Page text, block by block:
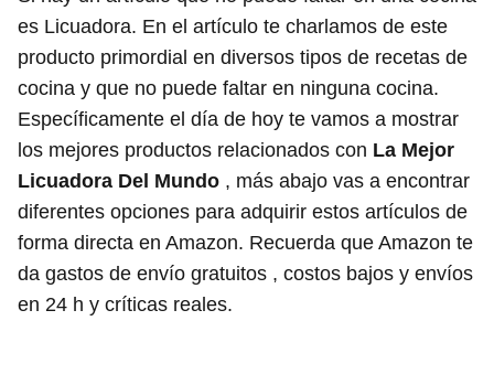
es Licuadora. En el artículo te charlamos de este
producto primordial en diversos tipos de recetas de
cocina y que no puede faltar en ninguna cocina.
Específicamente el día de hoy te vamos a mostrar
los mejores productos relacionados con La Mejor
Licuadora Del Mundo , más abajo vas a encontrar
diferentes opciones para adquirir estos artículos de
forma directa en Amazon. Recuerda que Amazon te
da gastos de envío gratuitos , costos bajos y envíos
en 24 h y críticas reales.